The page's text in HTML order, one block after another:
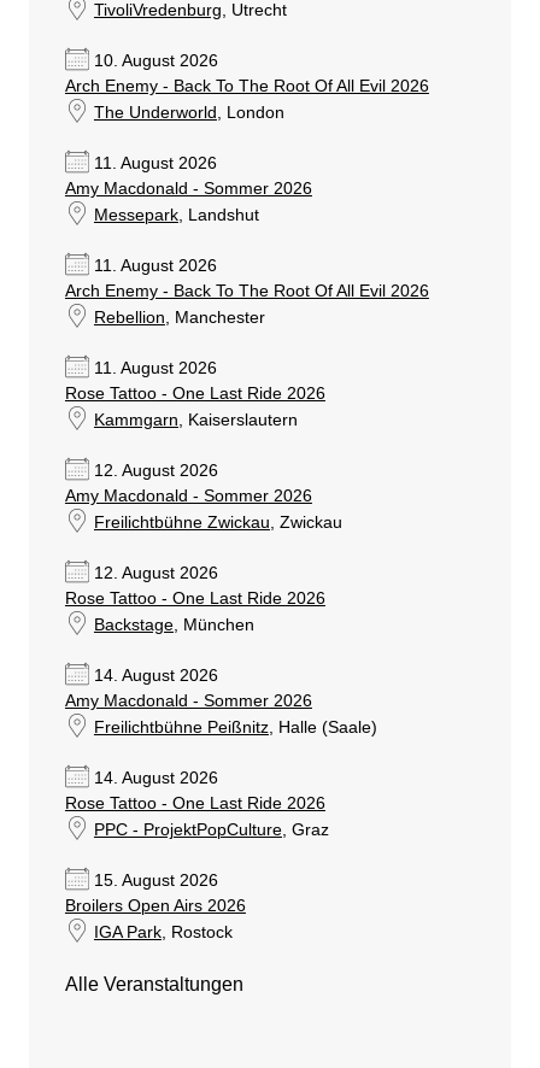
TivoliVredenburg, Utrecht
10. August 2026
Arch Enemy - Back To The Root Of All Evil 2026
The Underworld , London
11. August 2026
Amy Macdonald - Sommer 2026
Messepark, Landshut
11. August 2026
Arch Enemy - Back To The Root Of All Evil 2026
Rebellion, Manchester
11. August 2026
Rose Tattoo - One Last Ride 2026
Kammgarn, Kaiserslautern
12. August 2026
Amy Macdonald - Sommer 2026
Freilichtbühne Zwickau, Zwickau
12. August 2026
Rose Tattoo - One Last Ride 2026
Backstage, München
14. August 2026
Amy Macdonald - Sommer 2026
Freilichtbühne Peißnitz, Halle (Saale)
14. August 2026
Rose Tattoo - One Last Ride 2026
PPC - ProjektPopCulture, Graz
15. August 2026
Broilers Open Airs 2026
IGA Park, Rostock
Alle Veranstaltungen